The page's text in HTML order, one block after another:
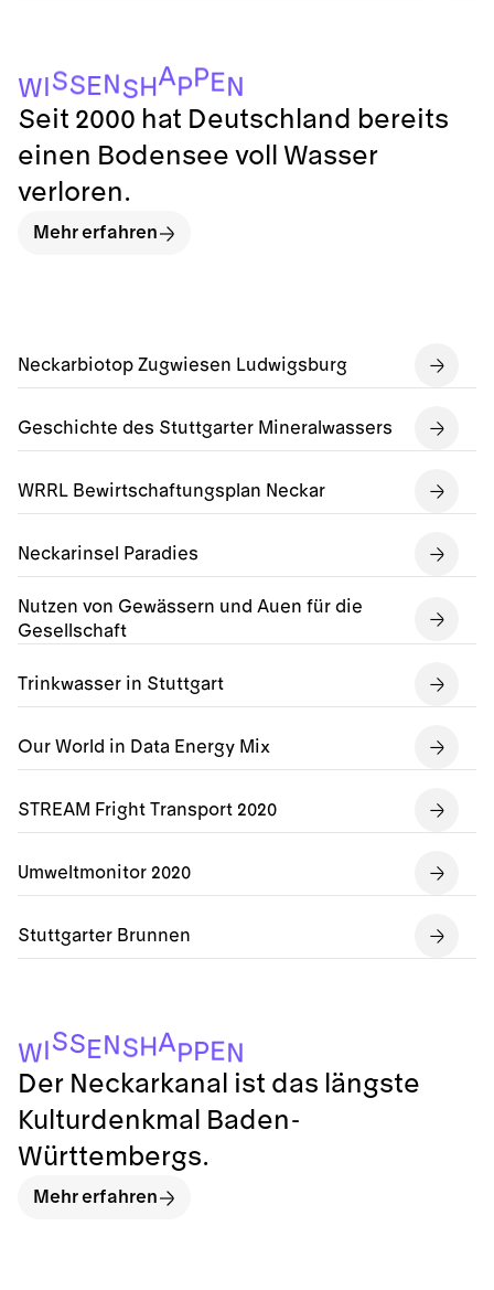
Neckarbiotop Zugwiesen Ludwigsburg
Geschichte des Stuttgarter Mineralwassers
WRRL Bewirtschaftungsplan Neckar
Neckarinsel Paradies
Nutzen von Gewässern und Auen für die
Gesellschaft
Trinkwasser in Stuttgart
Our World in Data Energy Mix
STREAM Fright Transport 2020
Umweltmonitor 2020
Stuttgarter Brunnen
WISS E N S H APPEN
Der Neckarkanal ist das längste
Kulturdenkmal Baden-
Württembergs.
Mehr erfahren
WISSENSHAPP EN
Seit 2000 hat Deutschland bereits
einen Bodensee voll Wasser
verloren.
Mehr erfahren